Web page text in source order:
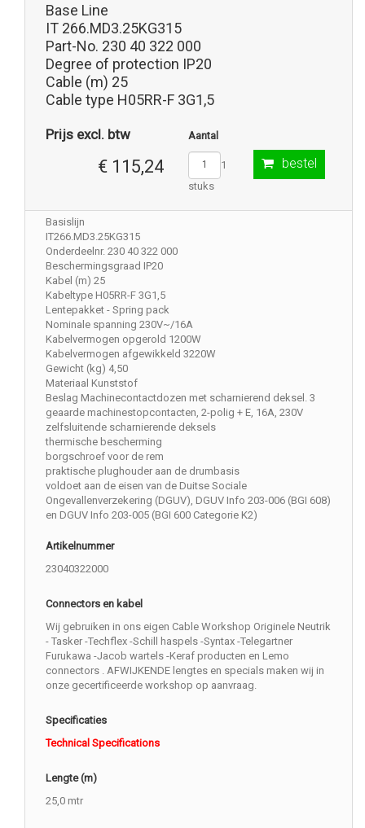
Base Line
IT 266.MD3.25KG315
Part-No. 230 40 322 000
Degree of protection IP20
Cable (m) 25
Cable type H05RR-F 3G1,5
Prijs excl. btw
€ 115,24
Aantal
1
stuks
bestel
Basislijn
IT266.MD3.25KG315
Onderdeelnr. 230 40 322 000
Beschermingsgraad IP20
Kabel (m) 25
Kabeltype H05RR-F 3G1,5
Lentepakket - Spring pack
Nominale spanning 230V~/16A
Kabelvermogen opgerold 1200W
Kabelvermogen afgewikkeld 3220W
Gewicht (kg) 4,50
Materiaal Kunststof
Beslag Machinecontactdozen met scharnierend deksel. 3
geaarde machinestopcontacten, 2-polig + E, 16A, 230V
zelfsluitende scharnierende deksels
thermische bescherming
borgschroef voor de rem
praktische plughouder aan de drumbasis
voldoet aan de eisen van de Duitse Sociale
Ongevallenverzekering (DGUV), DGUV Info 203-006 (BGI 608)
en DGUV Info 203-005 (BGI 600 Categorie K2)
Artikelnummer
23040322000
Connectors en kabel
Wij gebruiken in ons eigen Cable Workshop Originele Neutrik
- Tasker -Techflex -Schill haspels -Syntax -Telegartner
Furukawa -Jacob wartels -Keraf producten en Lemo
connectors . AFWIJKENDE lengtes en specials maken wij in
onze gecertificeerde workshop op aanvraag.
Specificaties
Technical Specifications
Lengte (m)
25,0 mtr